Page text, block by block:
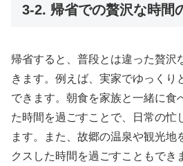
3-2. 帰省での贅沢な時間
帰省すると、普段とは違った贅沢
きます。例えば、実家でゆっくり
できます。朝食を家族と一緒に食
た時間を過ごすことで、日常の忙
ます。また、故郷の温泉や観光地
クスした時間を過ごすこともでき